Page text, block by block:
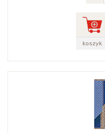
koszyk